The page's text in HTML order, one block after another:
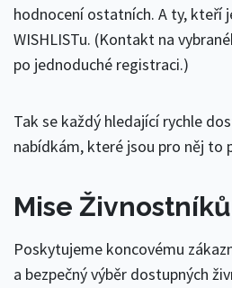
hodnocení ostatních. A ty, kteří
WISHLISTu. (Kontakt na
po jednoduché registraci.)
Tak se každý hledající rychle
nabídkám, které jsou pro něj to
Mise
Poskytujeme koncovému
a bezpečný výběr dostupných